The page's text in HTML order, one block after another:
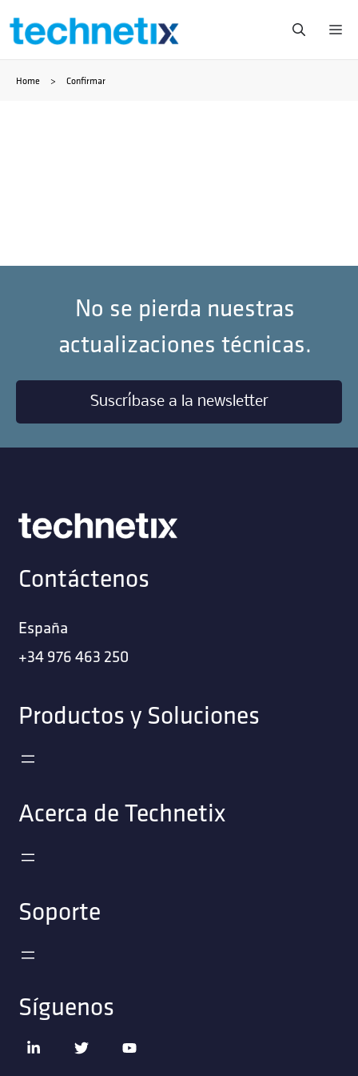
Saltar
contenido
Home > Confirmar
No se pierda nuestras
actualizaciones técnicas.
Suscríbase a la newsletter
Contáctenos
España
+34 976 463 250
Productos y Soluciones
Acerca de Technetix
Soporte
Síguenos